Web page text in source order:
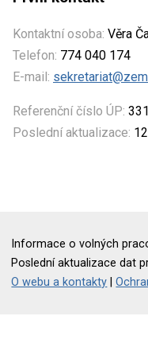
Kontaktní osoba: Věra
Telefon: 774 040 174
E-mail:
Referenční číslo ÚP:
Poslední aktualizace:
Informace o volných
Poslední aktualizace dat
O webu a kontakty |